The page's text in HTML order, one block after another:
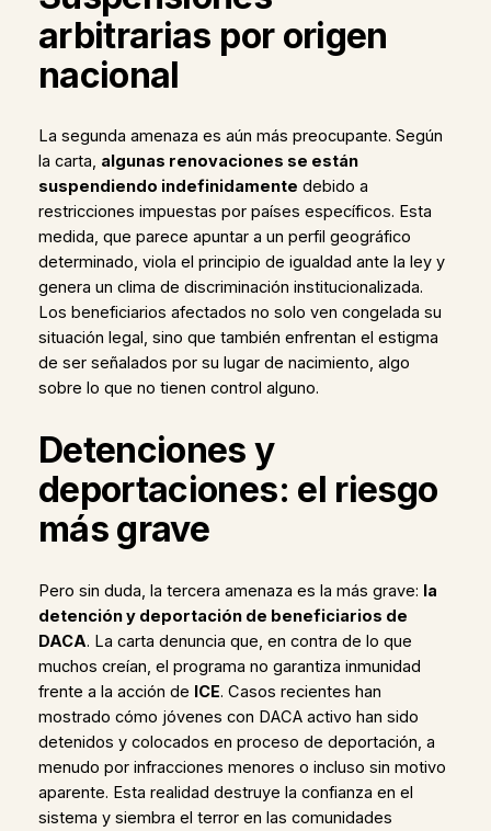
arbitrarias por origen
nacional
La segunda amenaza es aún más preocupante. Según
la carta, algunas renovaciones se están
suspendiendo indefinidamente debido a
restricciones impuestas por países específicos. Esta
medida, que parece apuntar a un perfil geográfico
determinado, viola el principio de igualdad ante la ley y
genera un clima de discriminación institucionalizada.
Los beneficiarios afectados no solo ven congelada su
situación legal, sino que también enfrentan el estigma
de ser señalados por su lugar de nacimiento, algo
sobre lo que no tienen control alguno.
Detenciones y
deportaciones: el riesgo
más grave
Pero sin duda, la tercera amenaza es la más grave: la
detención y deportación de beneficiarios de
DACA. La carta denuncia que, en contra de lo que
muchos creían, el programa no garantiza inmunidad
frente a la acción de ICE. Casos recientes han
mostrado cómo jóvenes con DACA activo han sido
detenidos y colocados en proceso de deportación, a
menudo por infracciones menores o incluso sin motivo
aparente. Esta realidad destruye la confianza en el
sistema y siembra el terror en las comunidades